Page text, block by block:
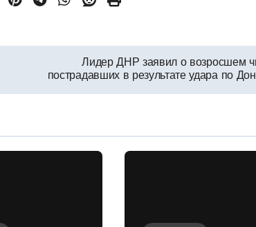
Лидер ДНР заявил о возросшем
пострадавших в результате удара по